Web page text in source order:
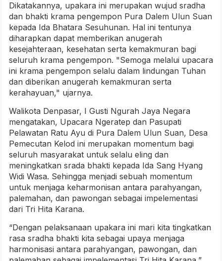
Dikatakannya, upakara ini merupakan wujud sradha
dan bhakti krama pengempon Pura Dalem Ulun Suan
kepada Ida Bhatara Sesuhunan. Hal ini tentunya
diharapkan dapat memberikan anugerah
kesejahteraan, kesehatan serta kemakmuran bagi
seluruh krama pengempon. "Semoga melalui upacara
ini krama pengempon selalu dalam lindungan Tuhan
dan diberikan anugerah kemakmuran serta
kerahayuan," ujarnya.
Walikota Denpasar, I Gusti Ngurah Jaya Negara
mengatakan, Upacara Ngeratep dan Pasupati
Pelawatan Ratu Ayu di Pura Dalem Ulun Suan, Desa
Pemecutan Kelod ini merupakan momentum bagi
seluruh masyarakat untuk selalu eling dan
meningkatkan srada bhakti kepada Ida Sang Hyang
Widi Wasa. Sehingga menjadi sebuah momentum
untuk menjaga keharmonisan antara parahyangan,
palemahan, dan pawongan sebagai impelementasi
dari Tri Hita Karana.
“Dengan pelaksanaan upakara ini mari kita tingkatkan
rasa sradha bhakti kita sebagai upaya menjaga
harmonisasi antara parahyangan, pawongan, dan